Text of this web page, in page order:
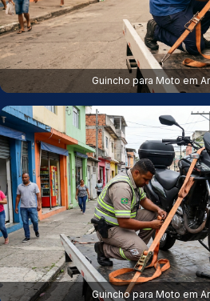
Guincho para Moto em
Guincho para Moto em